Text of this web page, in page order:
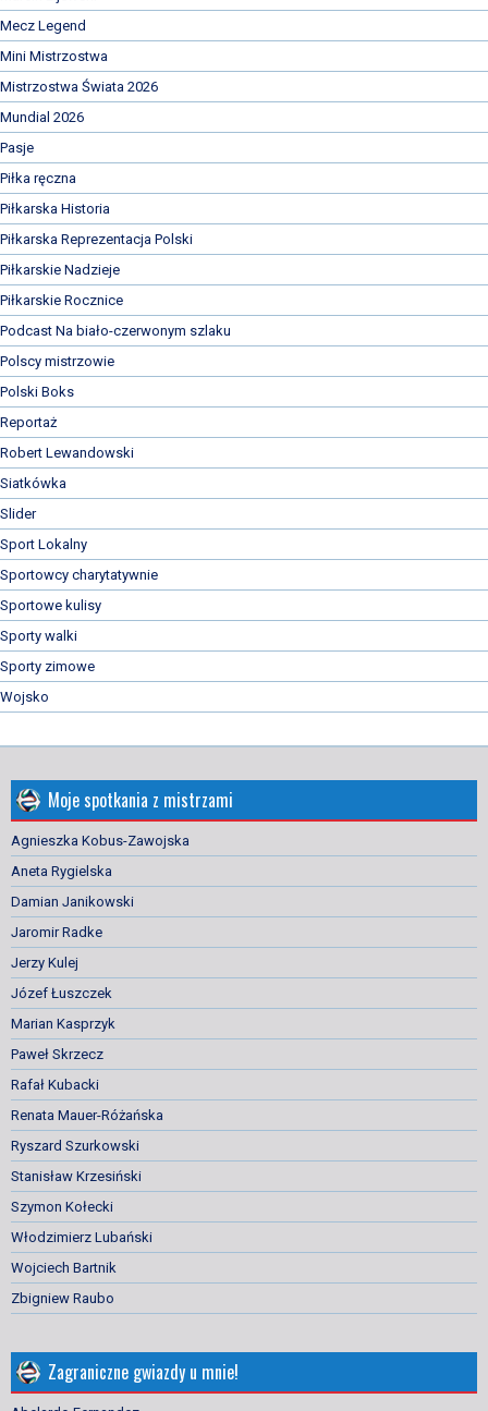
Mecz Legend
Mini Mistrzostwa
Mistrzostwa Świata 2026
Mundial 2026
Pasje
Piłka ręczna
Piłkarska Historia
Piłkarska Reprezentacja Polski
Piłkarskie Nadzieje
Piłkarskie Rocznice
Podcast Na biało-czerwonym szlaku
Polscy mistrzowie
Polski Boks
Reportaż
Robert Lewandowski
Siatkówka
Slider
Sport Lokalny
Sportowcy charytatywnie
Sportowe kulisy
Sporty walki
Sporty zimowe
Wojsko
Moje spotkania z mistrzami
Agnieszka Kobus-Zawojska
Aneta Rygielska
Damian Janikowski
Jaromir Radke
Jerzy Kulej
Józef Łuszczek
Marian Kasprzyk
Paweł Skrzecz
Rafał Kubacki
Renata Mauer-Różańska
Ryszard Szurkowski
Stanisław Krzesiński
Szymon Kołecki
Włodzimierz Lubański
Wojciech Bartnik
Zbigniew Raubo
Zagraniczne gwiazdy u mnie!